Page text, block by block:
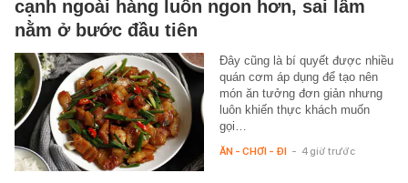
cạnh ngoài hàng luôn ngon hơn, sai lầm
nằm ở bước đầu tiên
Đây cũng là bí quyết được nhiều
quán cơm áp dụng để tạo nên
món ăn tưởng đơn giản nhưng
luôn khiến thực khách muốn
gọi…
ĂN - CHƠI - ĐI - 4 giờ trước